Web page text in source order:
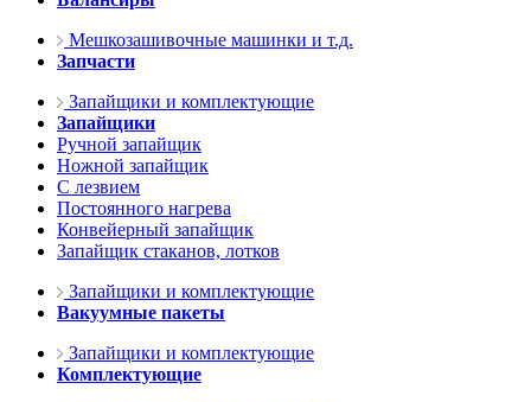
Мешкозашивочные машинки и т.д.
Запчасти
Запайщики и комплектующие
Запайщики
Ручной запайщик
Ножной запайщик
С лезвием
Постоянного нагрева
Конвейерный запайщик
Запайщик стаканов, лотков
Запайщики и комплектующие
Вакуумные пакеты
Запайщики и комплектующие
Комплектующие